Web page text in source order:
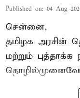
Published on: 04 Aug
சென்னை,
தமிழக அரசின்
மற்றும் புத்தாக்க